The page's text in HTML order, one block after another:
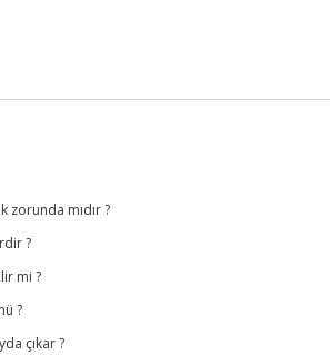
zorunda mıdır ?
?
mi ?
?
çıkar ?